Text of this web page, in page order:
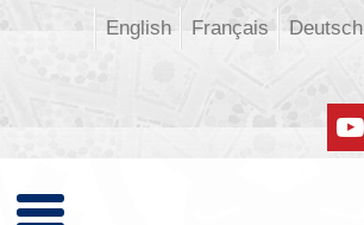
Deutsch
Français
English